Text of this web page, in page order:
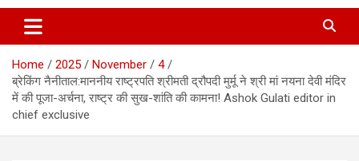
Home 2025 November
4
ब्रेकिंग नैनीताल:माननीय राष्ट्रपति श्रीमती द्रौपदी मुर्मू ने श्री मां नयना देवी मंदिर
में की पूजा-अर्चना, राष्ट्र की सुख-शांति की कामना! Ashok Gulati editor in
chief exclusive